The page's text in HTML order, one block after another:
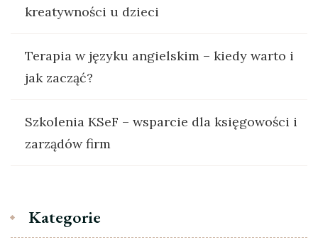
kreatywności u dzieci
Terapia w języku angielskim – kiedy warto i
jak zacząć?
Szkolenia KSeF – wsparcie dla księgowości i
zarządów firm
Kategorie